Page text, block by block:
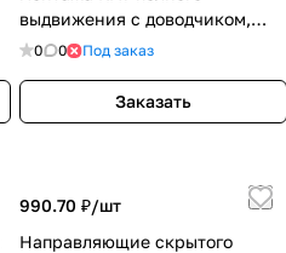
выдвижения с доводчиком,
300мм (3D) (993BLHR-3D-16-
0 0 Под заказ
Заказать
990.70 ₽/шт
Направляющие скрытого